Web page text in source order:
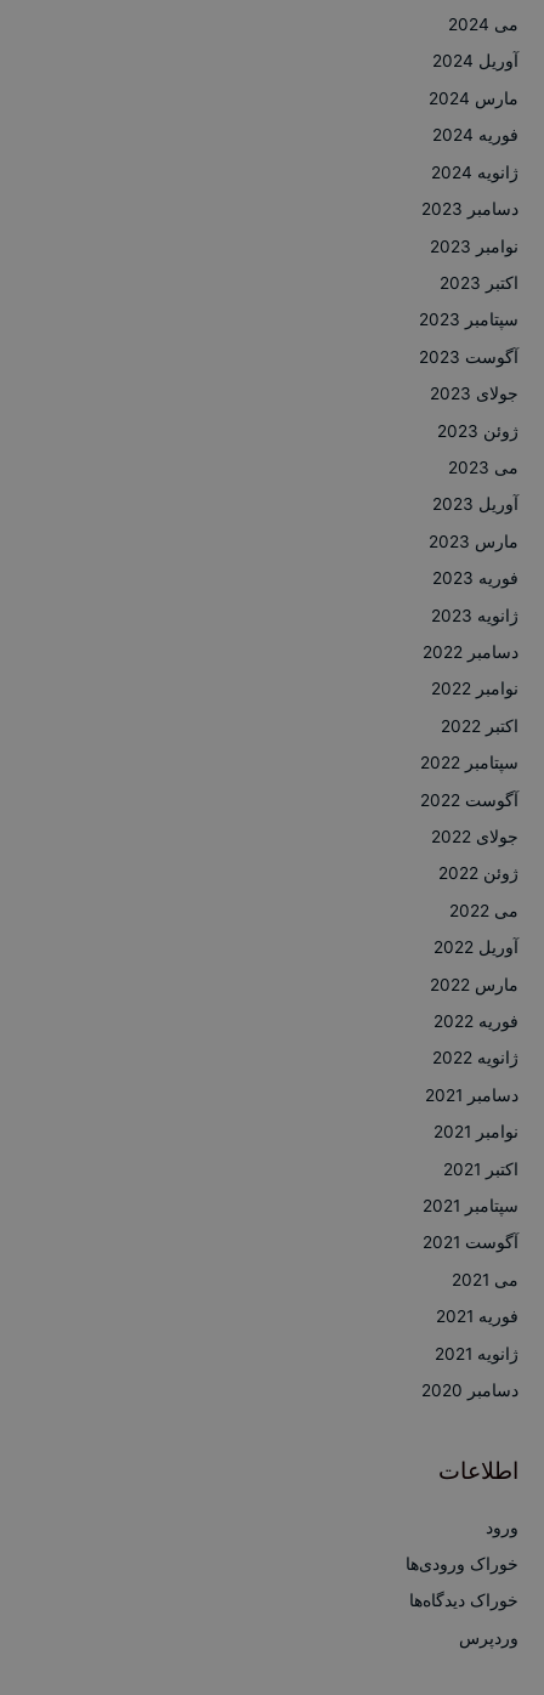
می 2024
آوریل 2024
مارس 2024
فوریه 2024
ژانویه 2024
دسامبر 2023
نوامبر 2023
اکتبر 2023
سپتامبر 2023
آگوست 2023
جولای 2023
ژوئن 2023
می 2023
آوریل 2023
مارس 2023
فوریه 2023
ژانویه 2023
دسامبر 2022
نوامبر 2022
اکتبر 2022
سپتامبر 2022
آگوست 2022
جولای 2022
ژوئن 2022
می 2022
آوریل 2022
مارس 2022
فوریه 2022
ژانویه 2022
دسامبر 2021
نوامبر 2021
اکتبر 2021
سپتامبر 2021
آگوست 2021
می 2021
فوریه 2021
ژانویه 2021
دسامبر 2020
اطلاعات
ورود
خوراک ورودی‌ها
خوراک دیدگاه‌ها
وردپرس